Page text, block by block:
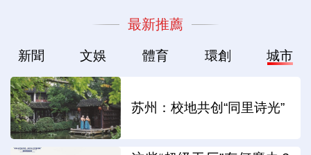
最新推薦
新聞 文娛 體育 環創 城市
苏州：校地共创“同里诗光”